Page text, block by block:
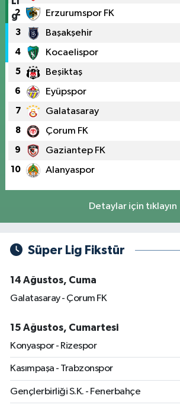
2 Erzurumspor FK
3 Başakşehir
4 Kocaelispor
5 Beşiktaş
6 Eyüpspor
7 Galatasaray
8 Çorum FK
9 Gaziantep FK
10 Alanyaspor
Detaylar için tıklayın
Süper Lig Fikstür
14 Ağustos, Cuma
Galatasaray - Çorum FK
15 Ağustos, Cumartesi
Konyaspor - Rizespor
Kasımpaşa - Trabzonspor
Gençlerbirliği S.K. - Fenerbahçe